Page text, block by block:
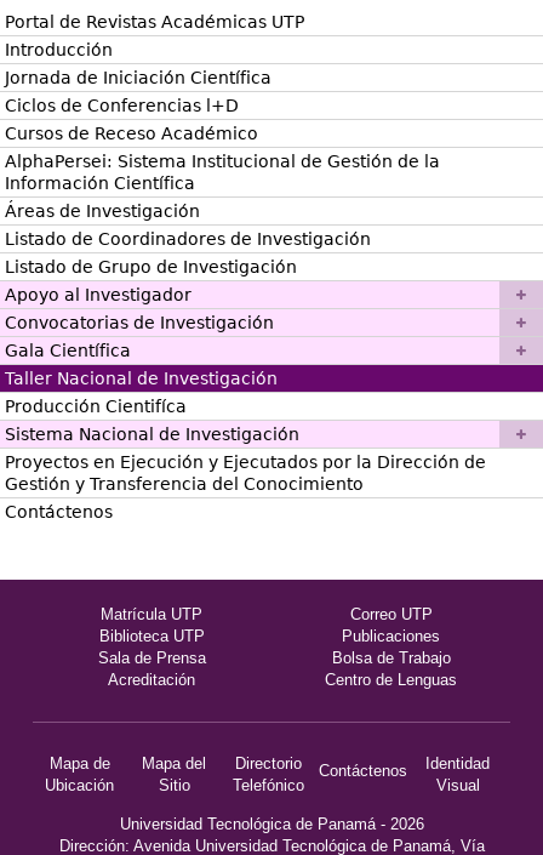
Portal de Revistas Académicas UTP
Introducción
Jornada de Iniciación Científica
Ciclos de Conferencias l+D
Cursos de Receso Académico
AlphaPersei: Sistema Institucional de Gestión de la
Información Científica
Áreas de Investigación
Listado de Coordinadores de Investigación
Listado de Grupo de Investigación
Apoyo al Investigador
Convocatorias de Investigación
Gala Científica
Taller Nacional de Investigación
Producción Cientifíca
Sistema Nacional de Investigación
Proyectos en Ejecución y Ejecutados por la Dirección de
Gestión y Transferencia del Conocimiento
Contáctenos
Matrícula UTP
Correo UTP
Biblioteca UTP
Publicaciones
Sala de Prensa
Bolsa de Trabajo
Acreditación
Centro de Lenguas
Mapa de
Ubicación
Mapa del
Sitio
Directorio
Telefónico
Contáctenos
Identidad
Visual
Universidad Tecnológica de Panamá - 2026
Dirección: Avenida Universidad Tecnológica de Panamá, Vía